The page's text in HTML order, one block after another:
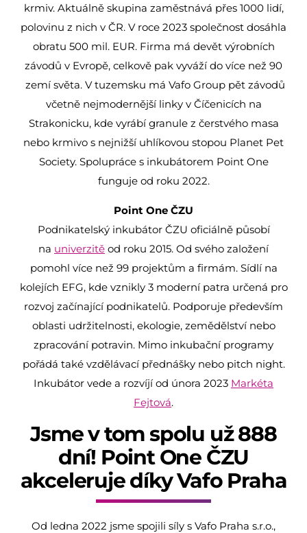
krmiv. Aktuálně skupina zaměstnává přes 1000 lidí,
polovinu z nich v ČR. V roce 2023 společnost dosáhla
obratu 500 mil. EUR. Firma má devět výrobních
závodů v Evropě, celkově pak vyváží do více než 90
zemí světa. V tuzemsku má Vafo Group pět závodů
včetně nejmodernější linky v Číčenicích na
Strakonicku, kde vyrábí granule z čerstvého masa
nebo krmivo s nejnižší uhlíkovou stopou Planet Pet
Society. Spolupráce s inkubátorem Point One
funguje od roku 2022.
Point One ČZU
Podnikatelský inkubátor ČZU oficiálně působí
na univerzitě od roku 2015. Od svého založení
pomohl více než 99 projektům a firmám. Sídlí na
kolejích EFG, kde vznikly 3 moderní patra určená pro
rozvoj začínající podnikatelů. Podporuje především
oblasti udržitelnosti, ekologie, zemědělství nebo
zpracování potravin. Mimo inkubační programy
pořádá také vzdělávací přednášky nebo pitch night.
Inkubátor vede a rozvíjí od února 2023 Markéta
Fejtová.
Jsme v tom spolu už 888
dní! Point One ČZU
akceleruje díky Vafo Praha
Od ledna 2022 jsme spojili síly s Vafo Praha s.r.o.,